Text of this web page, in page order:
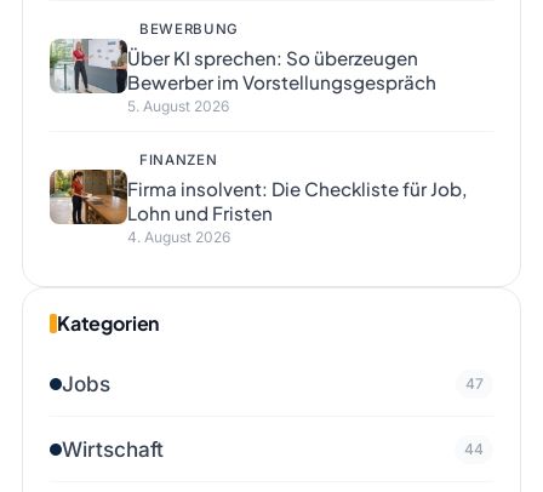
BEWERBUNG
Über KI sprechen: So überzeugen
Bewerber im Vorstellungsgespräch
5. August 2026
FINANZEN
Firma insolvent: Die Checkliste für Job,
Lohn und Fristen
4. August 2026
Kategorien
Jobs 47
Wirtschaft 44